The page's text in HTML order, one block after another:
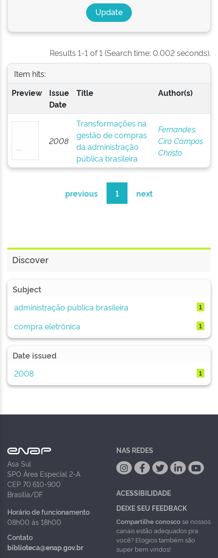
Results 1-1 of 1 (Search time: 0.002 seconds).
Item hits:
Preview
Issue
Date
Title Author(s)
2008
Transformações na
gestão de compras
da administração
pública brasileira
Fernandes,
Ciro Campos
Christo
previous 1 next
Discover
Subject
administração pública brasileira
1
compra eletrônica 1
Date issued
2008
1
Asa Sul
SPO Área Especial 2-A
CEP 70.610-900
Brasília/DF
Horário de funcionamento
08h00 às 18h00
Contato
biblioteca@enap.gov.br
NAS REDES
ACESSIBILIDADE
DEIXE SEU FEEDBACK
Compartilhe conoscose nossos
canais estão adequados pra
você? Elogios também são
super bem vindos!